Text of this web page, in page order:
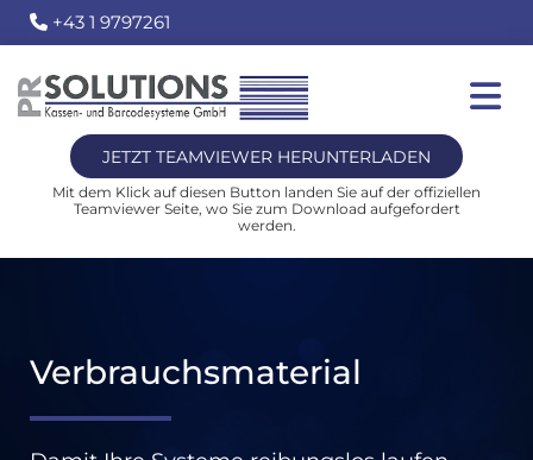
 +43 1 9797261
JETZT TEAMVIEWER HERUNTERLADEN
Mit dem Klick auf diesen Button landen Sie auf der offiziellen
Teamviewer Seite, wo Sie zum Download aufgefordert
werden.
Verbrauchsmaterial